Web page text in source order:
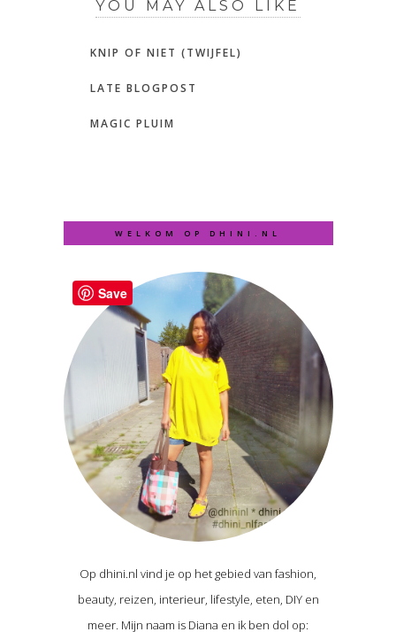
YOU MAY ALSO LIKE
KNIP OF NIET (TWIJFEL)
LATE BLOGPOST
MAGIC PLUIM
WELKOM OP DHINI.NL
Op dhini.nl vind je op het gebied van fashion,
beauty, reizen, interieur, lifestyle, eten, DIY en
meer. Mijn naam is Diana en ik ben dol op:
Save